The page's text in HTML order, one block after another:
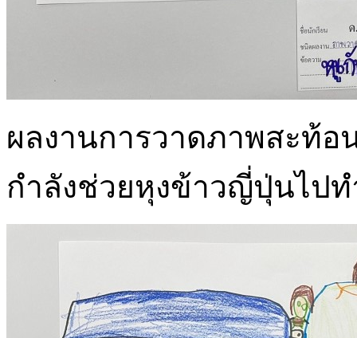
ผลงานการวาดภาพสะท้อ
กำลังช่วยหุงข้าวญี่ปุ่นไป